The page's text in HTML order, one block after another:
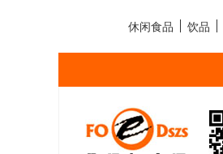
休闲食品 饮品